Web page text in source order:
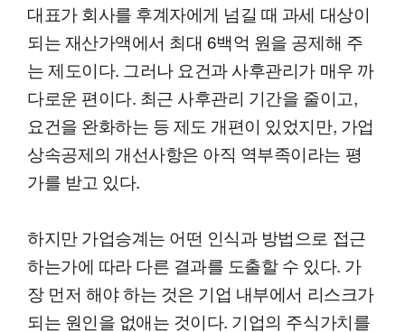
대표가 회사를 후계자에게 넘길 때 과세 대상이
되는 재산가액에서 최대 6백억 원을 공제해 주
는 제도이다. 그러나 요건과 사후관리가 매우 까
다로운 편이다. 최근 사후관리 기간을 줄이고,
요건을 완화하는 등 제도 개편이 있었지만, 가업
상속공제의 개선사항은 아직 역부족이라는 평
가를 받고 있다.
하지만 가업승계는 어떤 인식과 방법으로 접근
하는가에 따라 다른 결과를 도출할 수 있다. 가
장 먼저 해야 하는 것은 기업 내부에서 리스크가
되는 원인을 없애는 것이다. 기업의 주식가치를